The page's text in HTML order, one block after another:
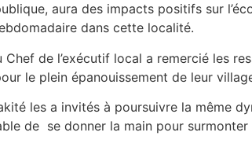
aura des impacts positifs sur
dans cette localité.
Chef de l’exécutif local a remercié les
le plein épanouissement de leur
les a invités à poursuivre la même
de se donner la main pour